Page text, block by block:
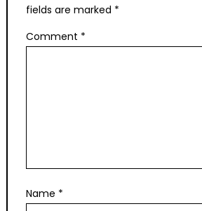
fields are marked *
Comment *
Name *